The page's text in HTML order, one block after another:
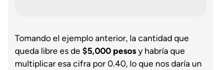
Tomando el ejemplo anterior, la cantidad que
queda libre es de $5,000 pesosy habría que
multiplicar esa cifra por 0.40, lo que nos daría un